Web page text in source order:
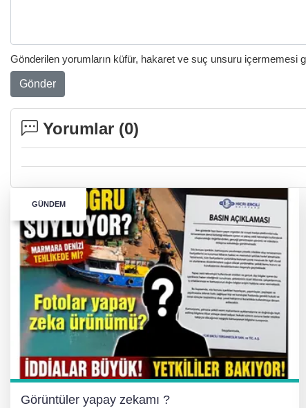
Gönderilen yorumların küfür, hakaret ve suç unsuru içermemesi
Gönder
Yorumlar (0)
GÜNDEM
Görüntüler yapay zekamı ?